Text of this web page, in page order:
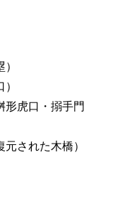
虎口・搦手門
された木橋）